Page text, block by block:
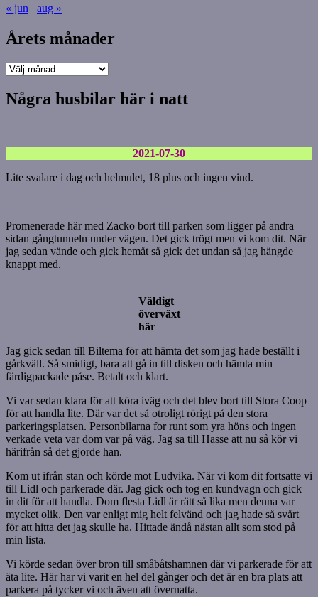
« jun
aug »
Årets månader
Årets
Några husbilar här i natt
2021-07-30
Lite svalare i dag och helmulet, 18 plus och ingen vind.
Promenerade här med Zacko bort till parken som ligger på andra
sidan gångtunneln under vägen. Det gick trögt men vi kom dit. När
jag sedan vände och gick hemåt så gick det undan så jag hängde
knappt med.
Väldigt
överväxt
här
Jag gick sedan till Biltema för att hämta det som jag hade beställt i
gårkväll. Så smidigt, bara att gå in till disken och hämta min
färdigpackade påse. Betalt och klart.
Vi var sedan klara för att köra iväg och det blev bort till Stora Coop
för att handla lite. Där var det så otroligt rörigt på den stora
parkeringsplatsen. Personbilarna for runt som yra höns och ingen
verkade veta var dom var på väg. Jag sa till Hasse att nu så kör vi
härifrån så det gjorde han.
Kom ut ifrån stan och körde mot Ludvika. När vi kom dit fortsatte vi
till Lidl och parkerade där. Jag gick och tog en kundvagn och gick
in dit för att handla. Dom flesta Lidl är rätt så lika men denna var
mycket olik. Den var enligt mig helt felvänd och jag hade så svårt
för att hitta det jag skulle ha. Hittade ändå nästan allt som stod på
min lista.
Vi körde sedan över bron till småbåtshamnen där vi parkerade för att
äta lite. Här har vi varit en hel del gånger och det är en bra plats att
parkera på tycker vi och även att övernatta.